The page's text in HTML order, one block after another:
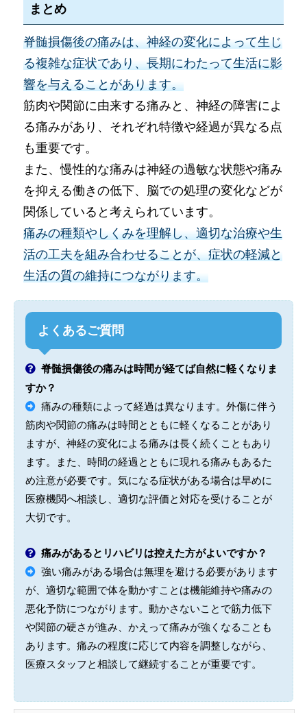
まとめ
脊髄損傷後の痛みは、神経の変化によって生じ
る複雑な症状であり、長期にわたって生活に影
響を与えることがあります。
筋肉や関節に由来する痛みと、神経の障害によ
る痛みがあり、それぞれ特徴や経過が異なる点
も重要です。
また、慢性的な痛みは神経の過敏な状態や痛み
を抑える働きの低下、脳での処理の変化などが
関係していると考えられています。
痛みの種類やしくみを理解し、適切な治療や生
活の工夫を組み合わせることが、症状の軽減と
生活の質の維持につながります。
よくあるご質問
脊髄損傷後の痛みは時間が経てば自然に軽くなりま
すか？
痛みの種類によって経過は異なります。外傷に伴う
筋肉や関節の痛みは時間とともに軽くなることがあり
ますが、神経の変化による痛みは長く続くこともあり
ます。また、時間の経過とともに現れる痛みもあるた
め注意が必要です。気になる症状がある場合は早めに
医療機関へ相談し、適切な評価と対応を受けることが
大切です。
痛みがあるとリハビリは控えた方がよいですか？
強い痛みがある場合は無理を避ける必要があります
が、適切な範囲で体を動かすことは機能維持や痛みの
悪化予防につながります。動かさないことで筋力低下
や関節の硬さが進み、かえって痛みが強くなることも
あります。痛みの程度に応じて内容を調整しながら、
医療スタッフと相談して継続することが重要です。